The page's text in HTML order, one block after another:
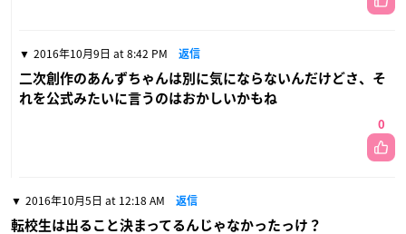
2016年10月9日 at 8:42 PM 返信
二次創作のあんずちゃんは別に気にならないんだけどさ、そ
れを公式みたいに言うのはおかしいかもね
0
2016年10月5日 at 12:18 AM 返信
転校生は出ること決まってるんじゃなかったっけ？